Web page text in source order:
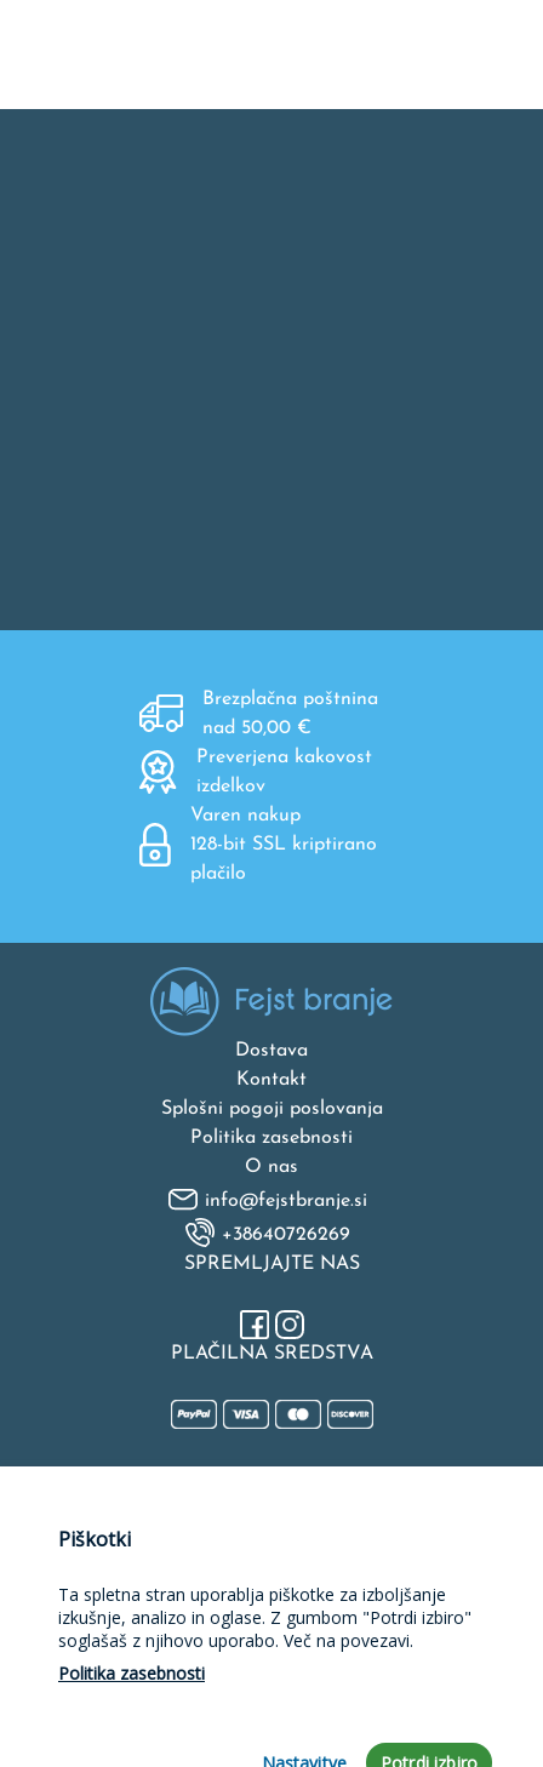
Brezplačna poštnina
nad 50,00 €
Preverjena kakovost
izdelkov
Varen nakup
128-bit SSL kriptirano
plačilo
Dostava
Kontakt
Splošni pogoji poslovanja
Politika zasebnosti
O nas
info@fejstbranje.si
+38640726269
SPREMLJAJTE NAS
PLAČILNA SREDSTVA
platforme in mobilne aplikacije sofinancirata Republika Slovenija
marketing.
Piškotki
Ta spletna stran uporablja piškotke za izboljšanje
izkušnje, analizo in oglase. Z gumbom "Potrdi izbiro"
soglašaš z njihovo uporabo. Več na povezavi.
Politika zasebnosti